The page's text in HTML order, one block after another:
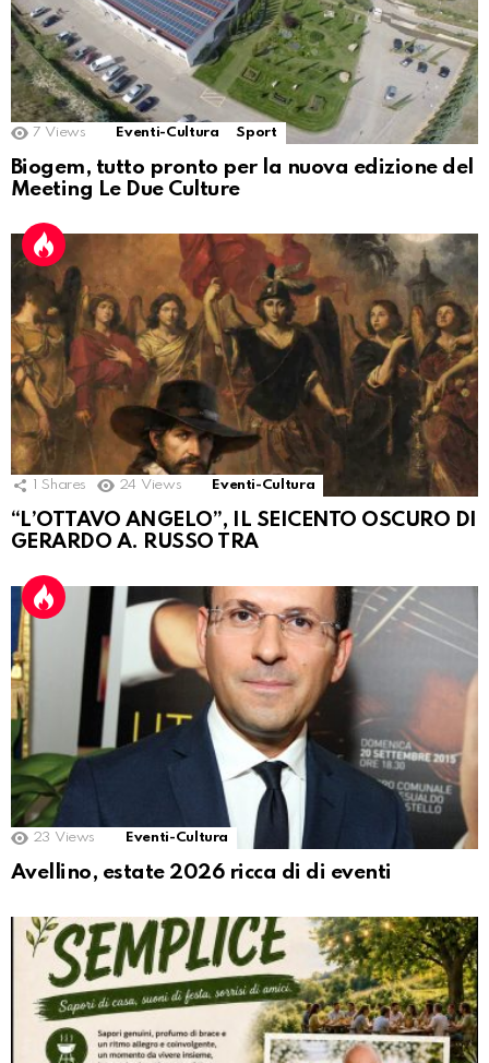
7 Views Eventi-Cultura Sport
Biogem, tutto pronto per la nuova edizione del
Meeting Le Due Culture
1 Shares 24 Views Eventi-Cultura
“L’OTTAVO ANGELO”, IL SEICENTO OSCURO DI
GERARDO A. RUSSO TRA
23 Views Eventi-Cultura
Avellino, estate 2026 ricca di di eventi